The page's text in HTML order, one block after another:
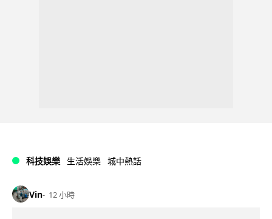
科技娛樂 生活娛樂 城中熱話
Vin 12 小時